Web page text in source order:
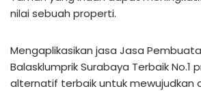
nilai sebuah properti.
Mengaplikasikan jasa Jasa
Balasklumprik Surabaya Terbaik No.1
alternatif terbaik untuk mewujudkan